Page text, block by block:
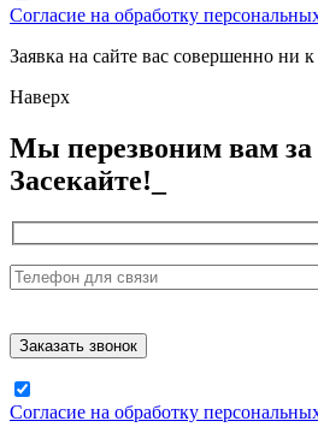
Согласие на обработку
Заявка на сайте вас совершенно ни
Наверх
Мы перезвоним вам за
Засекайте!_
Согласие на обработку